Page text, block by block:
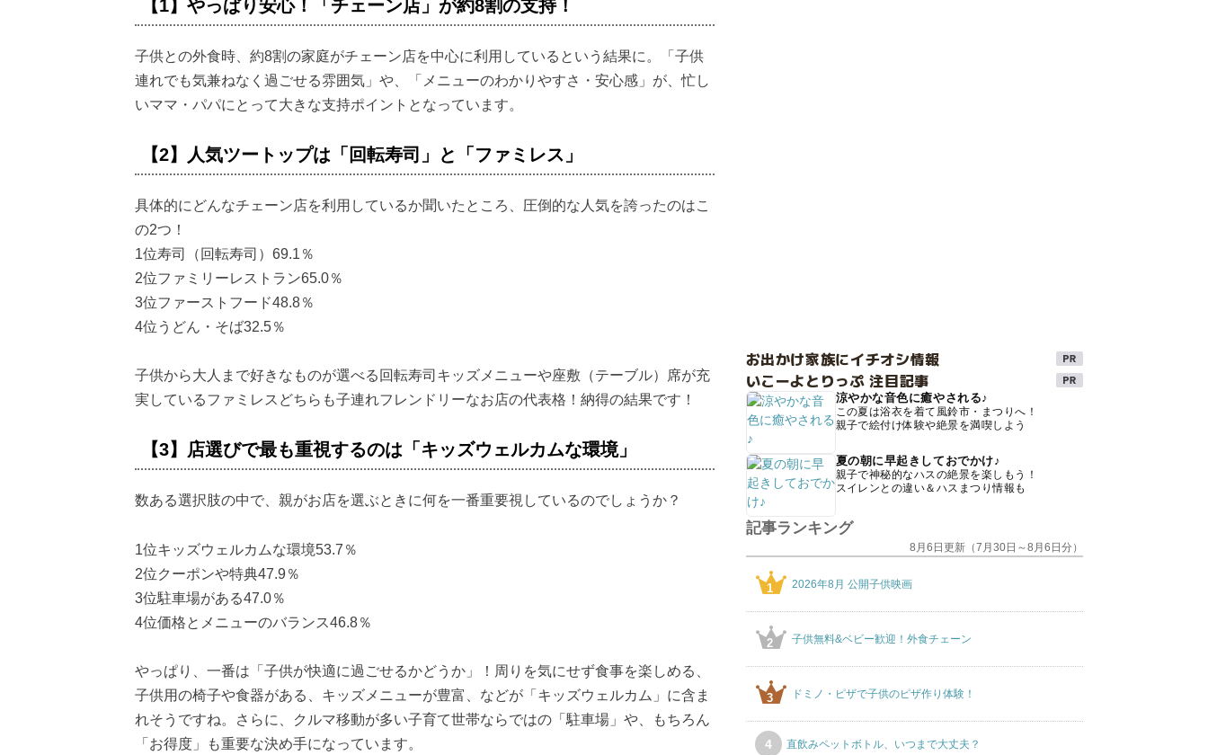
【1】やっぱり安心！「チェーン店」が約8割の支持！
子供との外食時、約8割の家庭がチェーン店を中心に利用しているという結果に。「子供
連れでも気兼ねなく過ごせる雰囲気」や、「メニューのわかりやすさ・安心感」が、忙し
いママ・パパにとって大きな支持ポイントとなっています。
【2】人気ツートップは「回転寿司」と「ファミレス」
具体的にどんなチェーン店を利用しているか聞いたところ、圧倒的な人気を誇ったのはこ
の2つ！
1位寿司（回転寿司）69.1％
2位ファミリーレストラン65.0％
3位ファーストフード48.8％
4位うどん・そば32.5％
子供から大人まで好きなものが選べる回転寿司キッズメニューや座敷（テーブル）席が充
実しているファミレスどちらも子連れフレンドリーなお店の代表格！納得の結果です！
【3】店選びで最も重視するのは「キッズウェルカムな環境」
数ある選択肢の中で、親がお店を選ぶときに何を一番重要視しているのでしょうか？
1位キッズウェルカムな環境53.7％
2位クーポンや特典47.9％
3位駐車場がある47.0％
4位価格とメニューのバランス46.8％
やっぱり、一番は「子供が快適に過ごせるかどうか」！周りを気にせず食事を楽しめる、
子供用の椅子や食器がある、キッズメニューが豊富、などが「キッズウェルカム」に含ま
れそうですね。さらに、クルマ移動が多い子育て世帯ならではの「駐車場」や、もちろん
「お得度」も重要な決め手になっています。
お出かけ家族にイチオシ情報
いこーよとりっぷ 注目記事
涼やかな音色に癒やされる♪
この夏は浴衣を着て風鈴市・まつりへ！
親子で絵付け体験や絶景を満喫しよう
夏の朝に早起きしておでかけ♪
親子で神秘的なハスの絶景を楽しもう！
スイレンとの違い＆ハスまつり情報も
記事ランキング
8月6日更新（7月30日～8月6日分）
1 2026年8月 公開子供映画
2 子供無料&ベビー歓迎！外食チェーン
3 ドミノ・ピザで子供のピザ作り体験！
4 直飲みペットボトル、いつまで大丈夫？